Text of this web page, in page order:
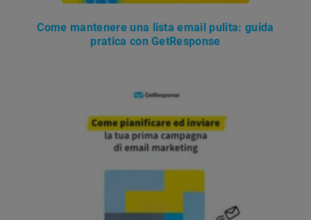
Come mantenere una lista email pulita: guida
pratica con GetResponse